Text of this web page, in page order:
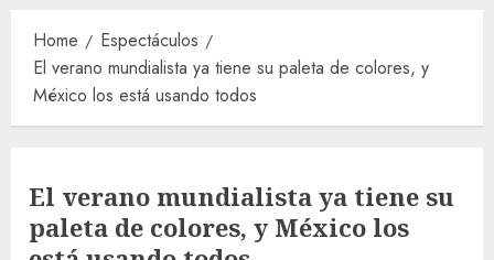
Home
Espectáculos
El verano mundialista ya tiene su paleta de colores, y
México los está usando todos
El verano mundialista ya tiene su
paleta de colores, y México los